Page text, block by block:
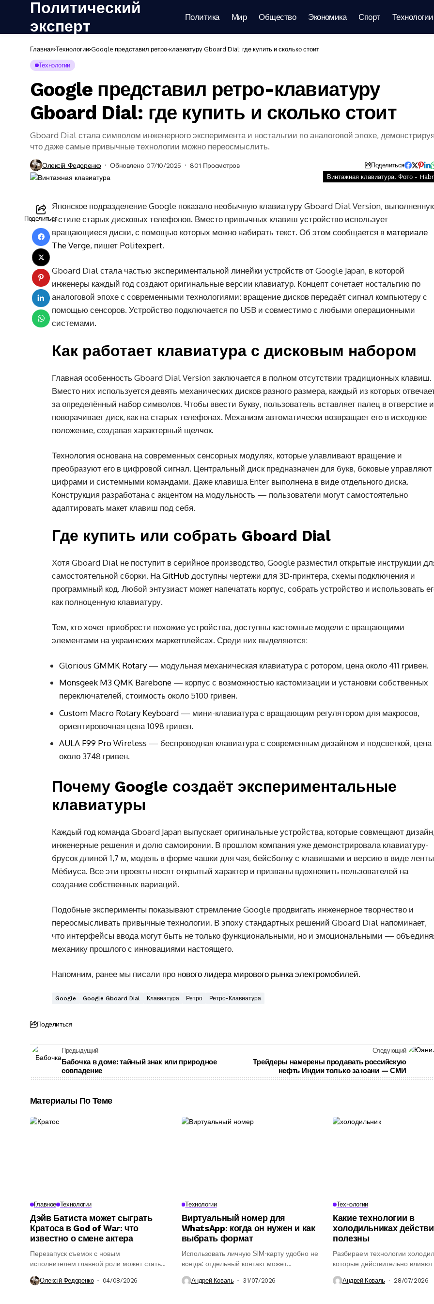
Политический
эксперт
Политика Мир Общество Экономика Спорт Технологии
Главная Технологии Google представил ретро-клавиатуру Gboard Dial: где купить и сколько стоит
Технологии
Google представил ретро-клавиатуру
Gboard Dial: где купить и сколько стоит
Gboard Dial стала символом инженерного эксперимента и ностальгии по аналоговой эпохе,
что даже самые привычные технологии можно переосмыслить.
Олексій Федоренко Обновлено 07/10/2025 801 Просмотров
Поделиться
Винтажная клавиатура. Фото - Habr
Поделиться
Японское подразделение Google показало необычную клавиатуру Gboard Dial Version,
в стиле старых дисковых телефонов. Вместо привычных клавиш устройство использует
вращающиеся диски, с помощью которых можно набирать текст. Об этом сообщается в материале
The Verge, пишет Politexpert.
Gboard Dial стала частью экспериментальной линейки устройств от Google Japan, в которой
инженеры каждый год создают оригинальные версии клавиатур. Концепт сочетает ностальгию по
аналоговой эпохе с современными технологиями: вращение дисков передаёт сигнал компьютеру с
помощью сенсоров. Устройство подключается по USB и совместимо с любыми операционными
системами.
Как работает клавиатура с дисковым набором
Главная особенность Gboard Dial Version заключается в полном отсутствии традиционных клавиш.
Вместо них используется девять механических дисков разного размера, каждый из которых
за определённый набор символов. Чтобы ввести букву, пользователь вставляет палец в отверстие и
поворачивает диск, как на старых телефонах. Механизм автоматически возвращает его в исходное
положение, создавая характерный щелчок.
Технология основана на современных сенсорных модулях, которые улавливают вращение и
преобразуют его в цифровой сигнал. Центральный диск предназначен для букв, боковые управляют
цифрами и системными командами. Даже клавиша Enter выполнена в виде отдельного диска.
Конструкция разработана с акцентом на модульность — пользователи могут самостоятельно
адаптировать макет клавиш под себя.
Где купить или собрать Gboard Dial
Хотя Gboard Dial не поступит в серийное производство, Google разместил открытые инструкции
самостоятельной сборки. НаGitHub доступны чертежи для 3D-принтера, схемы подключения и
программный код. Любой энтузиаст может напечатать корпус, собрать устройство и использовать
как полноценную клавиатуру.
Тем, кто хочет приобрести похожие устройства, доступны кастомные модели с вращающими
элементами на украинских маркетплейсах. Среди них выделяются:
Glorious GMMK Rotary — модульная механическая клавиатура с ротором, цена около 411 гривен.
Monsgeek M3 QMK Barebone — корпус с возможностью кастомизации и установки собственных
переключателей, стоимость около 5100 гривен.
Custom Macro Rotary Keyboard — мини-клавиатура с вращающим регулятором для макросов,
ориентировочная цена 1098 гривен.
AULA F99 Pro Wireless — беспроводная клавиатура с современным дизайном и подсветкой, цена
около 3748 гривен.
Почему Google создаёт экспериментальные
клавиатуры
Каждый год команда Gboard Japan выпускает оригинальные устройства, которые совмещают
инженерные решения и долю самоиронии. В прошлом компания уже демонстрировала клавиатуру-
брусок длиной 1,7 м, модель в форме чашки для чая, бейсболку с клавишами и версию в виде ленты
Мёбиуса. Все эти проекты носят открытый характер и призваны вдохновить пользователей на
создание собственных вариаций.
Подобные эксперименты показывают стремление Google продвигать инженерное творчество и
переосмысливать привычные технологии. В эпоху стандартных решений Gboard Dial напоминает,
что интерфейсы ввода могут быть не только функциональными, но и эмоциональными —
механику прошлого с инновациями настоящего.
Напомним, ранее мы писали про нового лидера мирового рынка электромобилей.
Google Google Gboard Dial Клавиатура Ретро Ретро-Клавиатура
Поделиться
Предыдущий
Бабочка в доме: тайный знак или природное
совпадение
Следующий
Трейдеры намерены продавать российскую
нефть Индии только за юани — СМИ
Материалы По Теме
Главное Технологии
Дэйв Батиста может сыграть
Кратоса в God of War: что
известно о смене актера
Перезапуск съемок с новым
исполнителем главной роли может стать
Олексій Федоренко 04/08/2026
Технологии
Виртуальный номер для
WhatsApp: когда он нужен и как
выбрать формат
Использовать личную SIM-карту удобно не
всегда: отдельный контакт может
Андрей Коваль 31/07/2026
Технологии
Какие технологии в
холодильниках
полезны
Разбираем технологии
которые действительно
продуктов и...
Андрей Коваль 28/07/2026